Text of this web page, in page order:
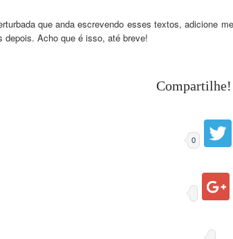
que anda escrevendo esses textos, adicione
depois. Acho que é isso, até breve!
Compartilhe!
0